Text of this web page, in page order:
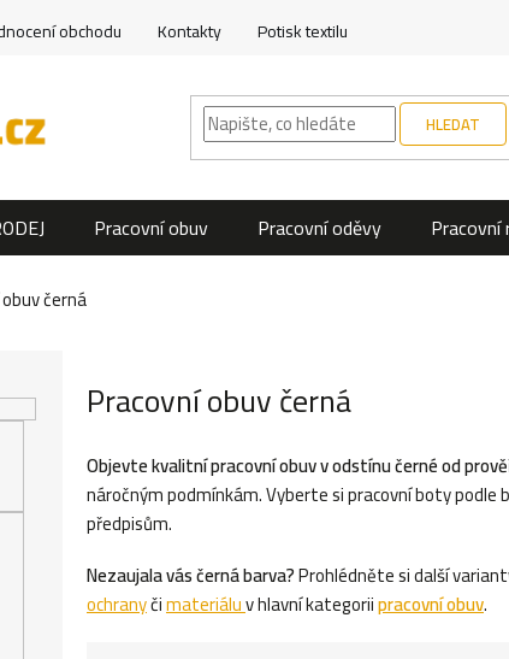
obchodu Kontakty Potisk textilu
HLEDAT
Pracovní obuv Pracovní oděvy Pracovní
černá
Pracovní obuv černá
Objevte kvalitní pracovní obuv v odstínu černé od
náročným podmínkám. Vyberte si pracovní boty
předpisům.
Nezaujala vás černá barva?Prohlédněte si další
ochranyčimateriáluv hlavní kategoriipracovní obuv.